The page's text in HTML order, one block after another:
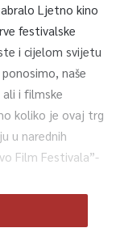
Ljetno kino
festivalske
i cijelom svijetu
naše
i filmske
koliko je ovaj trg
u narednih
Film Festivala”-